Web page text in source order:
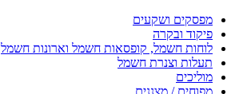
מפסקים ושקעים
פיקוד ובקרה
לוחות חשמל, קופסאות חשמל וארונות חשמל
תעלות וצנרת חשמל
מוליכים
מפוחים / מצננים